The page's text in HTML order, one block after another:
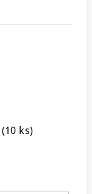
(10 ks)